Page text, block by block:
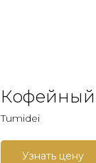
Кофейный
Tumidei
Узнать цену